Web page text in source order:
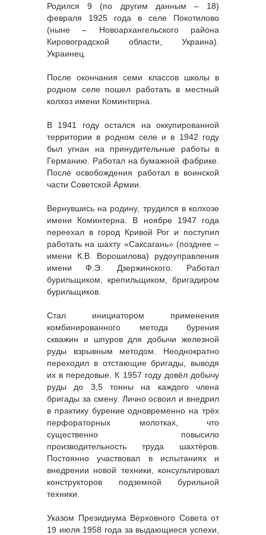
Родился 9 (по другим данным – 18)
февраля 1925 года в селе Покотилово
(ныне – Новоархангельского района
Кировоградской области, Украина).
Украинец.
После окончания семи классов школы в
родном селе пошел работать в местный
колхоз имени Коминтерна.
В 1941 году остался на оккупированной
территории в родном селе и в 1942 году
был угнан на принудительные работы в
Германию. Работал на бумажной фабрике.
После освобождения работал в воинской
части Советской Армии.
Вернувшись на родину, трудился в колхозе
имени Коминтерна. В ноябре 1947 года
переехал в город Кривой Рог и поступил
работать на шахту «Саксагань» (позднее –
имени К.В. Ворошилова) рудоуправления
имени Ф.Э. Дзержинского. Работал
бурильщиком, крепильщиком, бригадиром
бурильщиков.
Стал инициатором применения
комбинированного метода бурения
скважин и шпуров для добычи железной
руды взрывным методом. Неоднократно
переходил в отстающие бригады, выводя
их в передовые. К 1957 году довёл добычу
руды до 3,5 тонны на каждого члена
бригады за смену. Лично освоил и внедрил
в практику бурение одновременно на трёх
перфораторных молотках, что
существенно повысило
производительность труда шахтёров.
Постоянно участвовал в испытаниях и
внедрении новой техники, консультировал
конструкторов подземной бурильной
техники.
Указом Президиума Верховного Совета от
19 июля 1958 года за выдающиеся успехи,